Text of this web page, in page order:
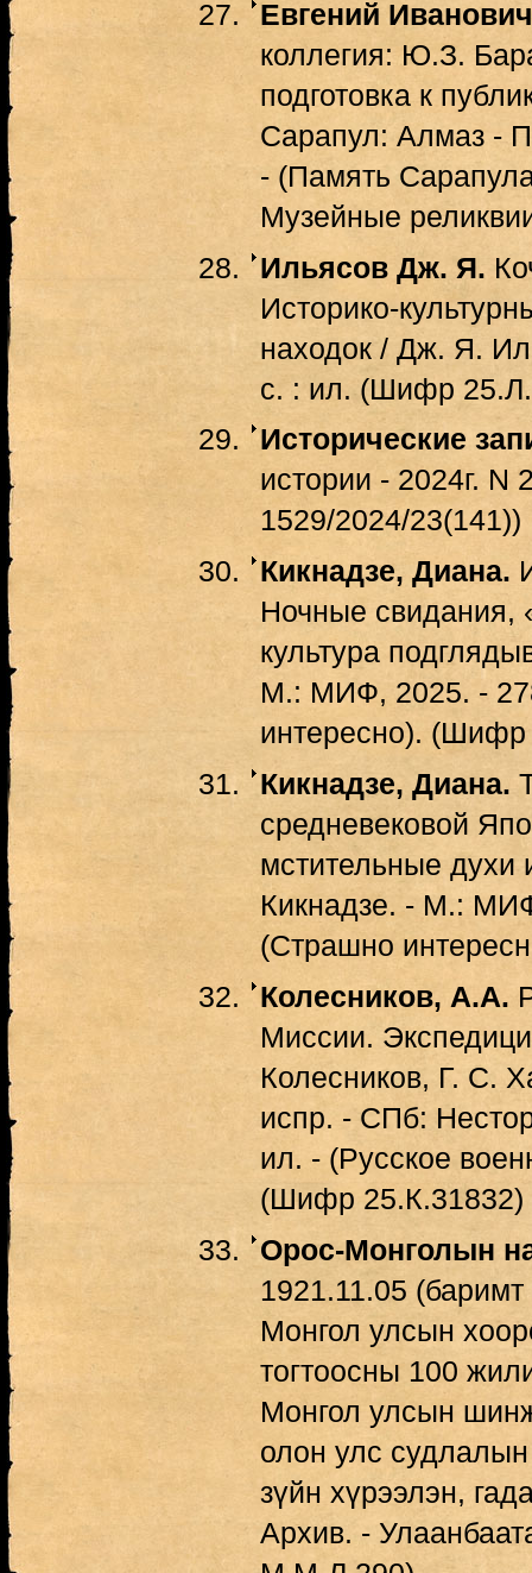
Евгений
коллегия: Ю.З.
подготовка к
Сарапул: Алмаз -
- (Память
Музейные
Ильясов Дж. Я.
Историко-
находок / Дж. Я.
с. : ил. (Шифр
Исторические
истории - 2024г.
1529/2024/23(141))
Кикнадзе, Диана.
Ночные свидания,
культура
М.: МИФ, 2025. -
интересно). (Шифр
Кикнадзе, Диана.
средневековой
мстительные
Кикнадзе. - М.:
(Страшно
Колесников, А.А.
Миссии.
Колесников, Г. С.
испр. - СПб:
ил. - (Русское
(Шифр 25.К.31832)
Орос-Монголын
1921.11.05
Монгол улсын
тогтоосны 100
Монгол улсын
олон улс судлалын
зүйн хүрээлэн,
Архив. -